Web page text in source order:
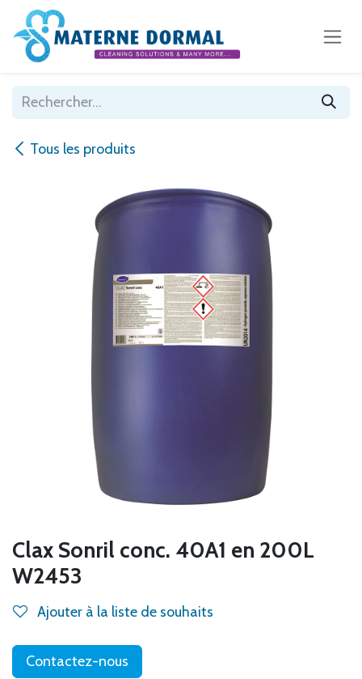
Se rendre au contenu
Tous les produits
Clax Sonril conc. 40A1 en 200L
W2453
Ajouter à la liste de souhaits
Contactez-nous